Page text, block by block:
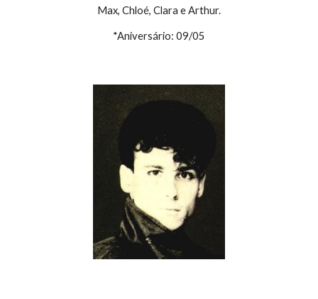
Max, Chloé, Clara e Arthur.
*Aniversário: 09/05